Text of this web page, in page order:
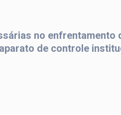
no enfrentamento
de controle